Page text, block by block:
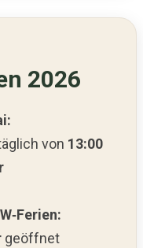
2026
von 13:00
geöffnet